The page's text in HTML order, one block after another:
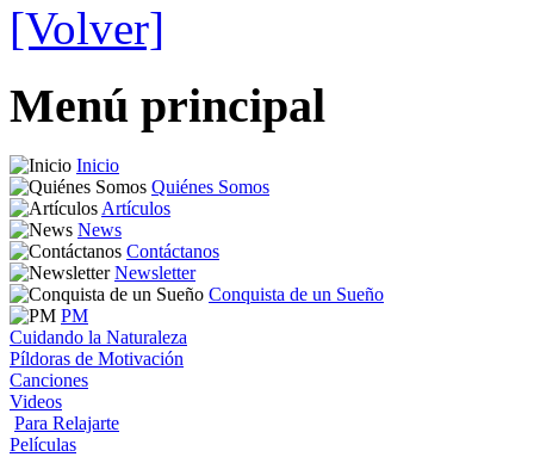
[Volver]
Menú principal
Inicio
Quiénes Somos
Artículos
News
Contáctanos
Newsletter
Conquista de un Sueño
PM
Cuidando la Naturaleza
Píldoras de Motivación
Canciones
Videos
Para Relajarte
Películas